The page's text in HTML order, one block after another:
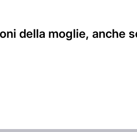
della moglie, anche